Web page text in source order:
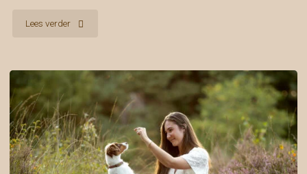
Lees verder "Puur
tijdloos"